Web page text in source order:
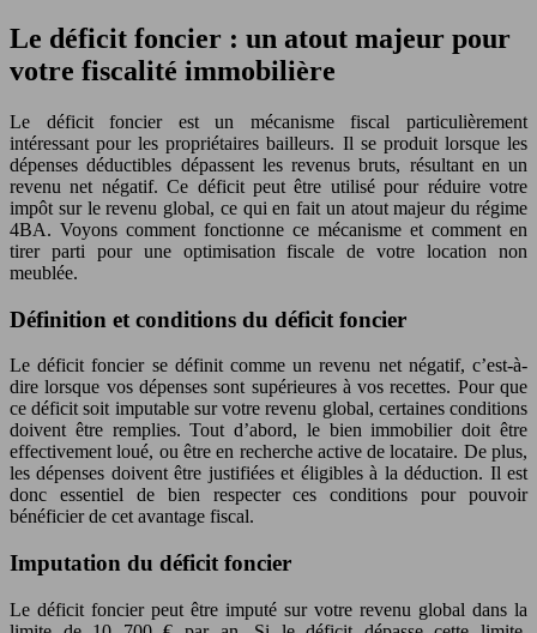
Le déficit foncier : un atout majeur pour
votre fiscalité immobilière
Le déficit foncier est un mécanisme fiscal particulièrement
intéressant pour les propriétaires bailleurs. Il se produit lorsque les
dépenses déductibles dépassent les revenus bruts, résultant en un
revenu net négatif. Ce déficit peut être utilisé pour réduire votre
impôt sur le revenu global, ce qui en fait un atout majeur du régime
4BA. Voyons comment fonctionne ce mécanisme et comment en
tirer parti pour une optimisation fiscale de votre location non
meublée.
Définition et conditions du déficit foncier
Le déficit foncier se définit comme un revenu net négatif, c’est-à-
dire lorsque vos dépenses sont supérieures à vos recettes. Pour que
ce déficit soit imputable sur votre revenu global, certaines conditions
doivent être remplies. Tout d’abord, le bien immobilier doit être
effectivement loué, ou être en recherche active de locataire. De plus,
les dépenses doivent être justifiées et éligibles à la déduction. Il est
donc essentiel de bien respecter ces conditions pour pouvoir
bénéficier de cet avantage fiscal.
Imputation du déficit foncier
Le déficit foncier peut être imputé sur votre revenu global dans la